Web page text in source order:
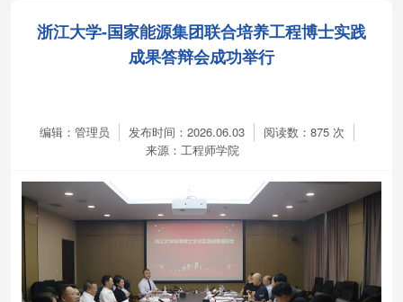
浙江大学-国家能源集团联合培养工程博士实践
成果答辩会成功举行
编辑：管理员 发布时间：2026.06.03 阅读数： 875 次
来源：工程师学院